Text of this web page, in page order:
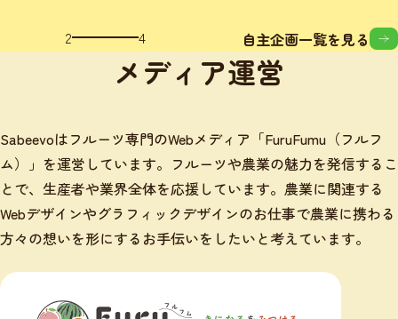
3 4 自主企画一覧を見る
メディア運営
Sabeevoはフルーツ専門のWebメディア「FuruFumu（フルフ
ム）」を運営しています。フルーツや農業の魅力を発信するこ
とで、生産者や業界全体を応援しています。農業に関連する
Webデザインやグラフィックデザインのお仕事で農業に携わる
方々の想いを形にするお手伝いをしたいと考えています。